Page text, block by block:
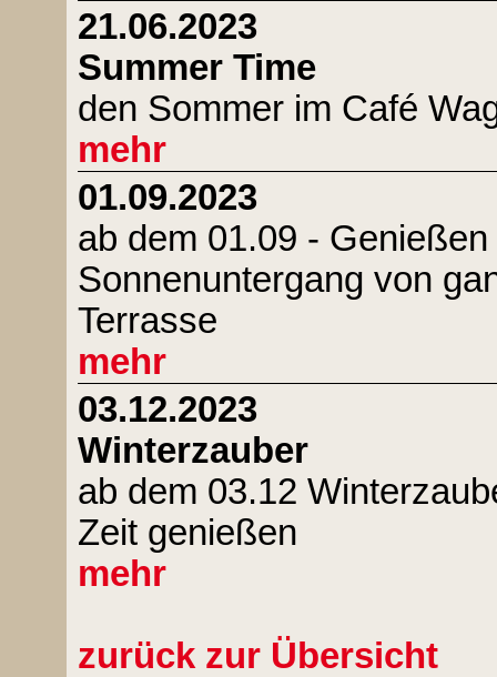
21.06.2023
Summer Time
den Sommer im Café
mehr
01.09.2023
ab dem 01.09 -
Sonnenuntergang von
Terrasse
mehr
03.12.2023
Winterzauber
ab dem 03.12
Zeit genießen
mehr
zurück zur Übersicht